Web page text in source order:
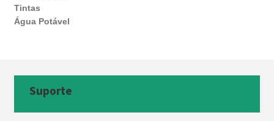
Tintas
Água Potável
Suporte